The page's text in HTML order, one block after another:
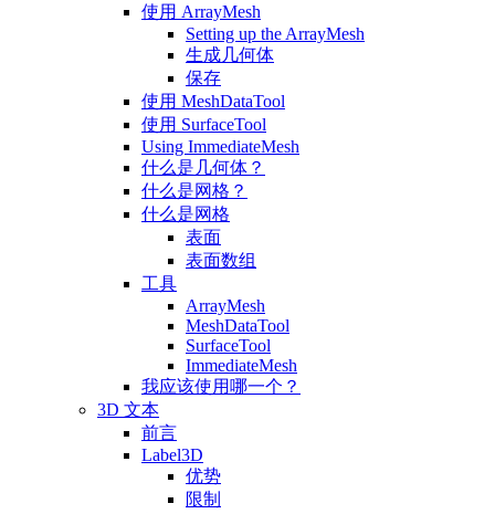
使用 ArrayMesh
Setting up the ArrayMesh
生成几何体
保存
使用 MeshDataTool
使用 SurfaceTool
Using ImmediateMesh
什么是几何体？
什么是网格？
什么是网格
表面
表面数组
工具
ArrayMesh
MeshDataTool
SurfaceTool
ImmediateMesh
我应该使用哪一个？
3D 文本
前言
Label3D
优势
限制